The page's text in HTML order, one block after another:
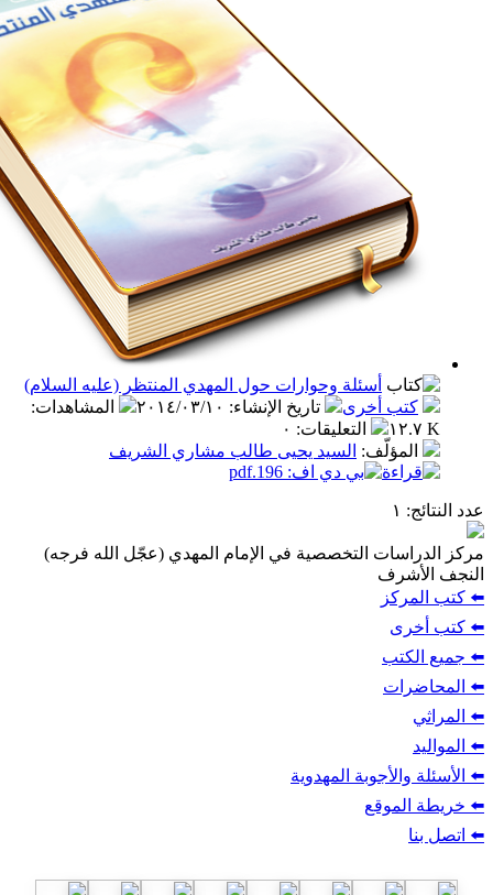
أسئلة وحوارات حول المهدي المنتظر (عليه السلام)
أخرى
تاريخ الإنشاء :٢٠١٤/٠٣/١٠ المشاهدات:
التعليقات:٠
السيد يحيى طالب مشاري الشريف
التخصصية في الإمام المهدي (عجّل الله فرجه)
المهدوية